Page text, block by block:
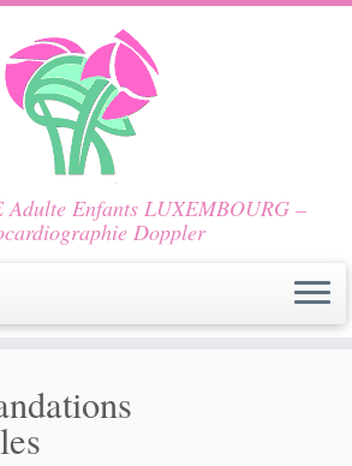
Enfants LUXEMBOURG –
Doppler